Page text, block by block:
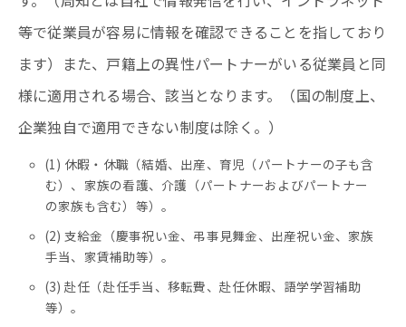
等で従業員が容易に情報を確認できることを指しており
ます）また、戸籍上の異性パートナーがいる従業員と同
様に適用される場合、該当となります。（国の制度上、
企業独自で適用できない制度は除く。）
(1) 休暇・休職（結婚、出産、育児（パートナーの子も含
む）、家族の看護、介護（パートナーおよびパートナー
の家族も含む）等）。
(2) 支給金（慶事祝い金、弔事見舞金、出産祝い金、家族
手当、家賃補助等）。
(3) 赴任（赴任手当、移転費、赴任休暇、語学学習補助
等）。